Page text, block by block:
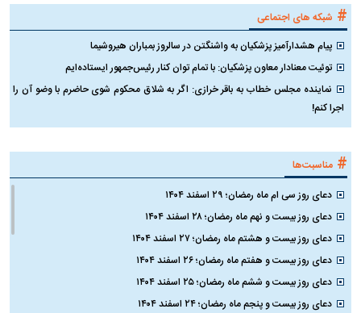
# شبکه های اجتماعی
پیام هشدارآمیز پزشکیان به واشنگتن در سالروز بمباران هیروشیما
توئیت معنادار معاون پزشکیان: با تمام توان کنار رئیس‌جمهور ایستاده‌ایم
نماینده مجلس خطاب به باقر خرازی: اگر به شلاق محکوم شوی حاضرم با وضو آن را
اجرا کنم!
# مناسبت‌ها
دعای روز سی ام ماه رمضان؛ ۲۹ اسفند ۱۴۰۴
دعای روز بیست و نهم ماه رمضان؛ ۲۸ اسفند ۱۴۰۴
دعای روز بیست و هشتم ماه رمضان؛ ۲۷ اسفند ۱۴۰۴
دعای روز بیست و هفتم ماه رمضان؛ ۲۶ اسفند ۱۴۰۴
دعای روز بیست و ششم ماه رمضان؛ ۲۵ اسفند ۱۴۰۴
دعای روز بیست و پنجم ماه رمضان؛ ۲۴ اسفند ۱۴۰۴